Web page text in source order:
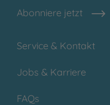
Abonniere jetzt
Service & Kontakt
Jobs & Karriere
FAQs